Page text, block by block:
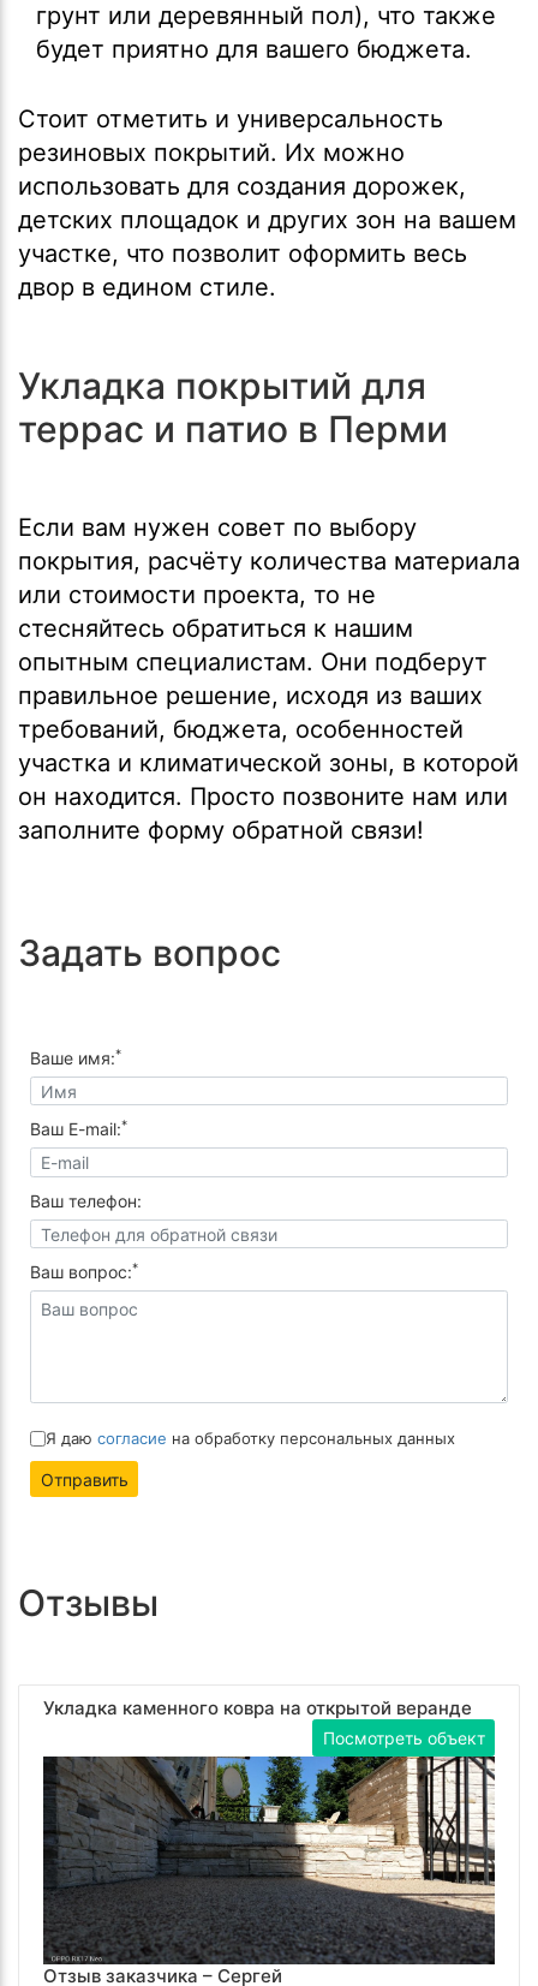
грунт или деревянный пол), что также
будет приятно для вашего бюджета.
Стоит отметить и универсальность
резиновых покрытий. Их можно
использовать для создания дорожек,
детских площадок и других зон на вашем
участке, что позволит оформить весь
двор в едином стиле.
Укладка покрытий для
террас и патио в Перми
Если вам нужен совет по выбору
покрытия, расчёту количества материала
или стоимости проекта, то не
стесняйтесь обратиться к нашим
опытным специалистам. Они подберут
правильное решение, исходя из ваших
требований, бюджета, особенностей
участка и климатической зоны, в которой
он находится. Просто позвоните нам или
заполните форму обратной связи!
Задать вопрос
Ваше имя:*
Ваш E-mail:*
Ваш телефон:
Ваш вопрос:*
Я даю согласие на обработку персональных данных
Отправить
Отзывы
Укладка каменного ковра на открытой веранде
Посмотреть объект
Отзыв заказчика – Сергей